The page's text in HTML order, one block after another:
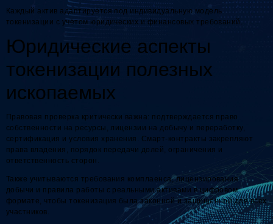
Каждый актив адаптируется под индивидуальную модель
токенизации с учётом юридических и финансовых требований.
Юридические аспекты
токенизации полезных
ископаемых
Правовая проверка критически важна: подтверждается право
собственности на ресурсы, лицензии на добычу и переработку,
сертификация и условия хранения. Смарт-контракты закрепляют
права владения, порядок передачи долей, ограничения и
ответственность сторон.
Также учитываются требования комплаенса, лицензирования
добычи и правила работы с реальными активами в цифровом
формате, чтобы токенизация была законной и защищённой для всех
участников.